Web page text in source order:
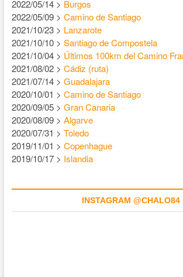
2022/05/14 > Burgos
2022/05/09 > Camino de Santiago
2021/10/23 > Lanzarote
2021/10/10 > Santiago de Compostela
2021/10/04 > Últimos 100km del Camino
2021/08/02 > Cádiz (ruta)
2021/07/14 > Guadalajara
2020/10/01 > Camino de Santiago
2020/09/05 > Gran Canaria
2020/08/09 > Algarve
2020/07/31 > Toledo
2019/11/01 > Copenhague
2019/10/17 > Islandia
INSTAGRAM @CHALO84